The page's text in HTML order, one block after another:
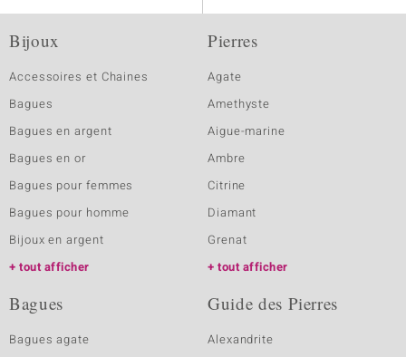
Bijoux
Accessoires et Chaines
Bagues
Bagues en argent
Bagues en or
Bagues pour femmes
Bagues pour homme
Bijoux en argent
tout afficher
Pierres
Agate
Amethyste
Aigue-marine
Ambre
Citrine
Diamant
Grenat
tout afficher
Bagues
Bagues agate
Guide des Pierres
Alexandrite